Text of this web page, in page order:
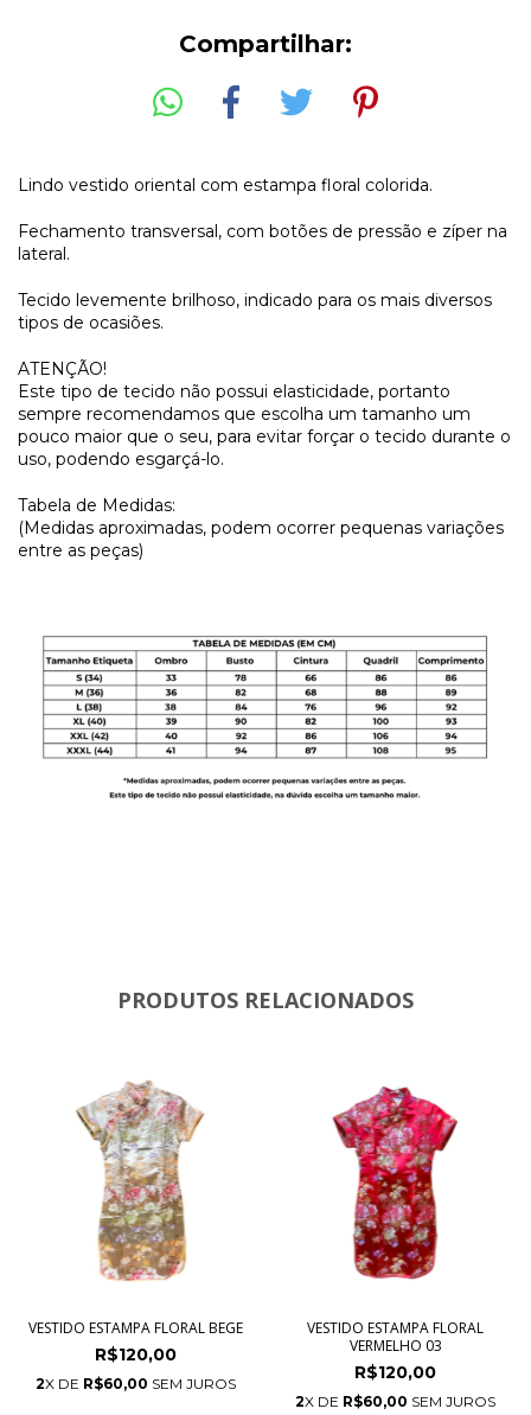
Compartilhar:
Lindo vestido oriental com estampa floral colorida.
Fechamento transversal, com botões de pressão e zíper na
lateral.
Tecido levemente brilhoso, indicado para os mais diversos
tipos de ocasiões.
ATENÇÃO!
Este tipo de tecido não possui elasticidade, portanto
sempre recomendamos que escolha um tamanho um
pouco maior que o seu, para evitar forçar o tecido durante o
uso, podendo esgarçá-lo.
Tabela de Medidas:
(Medidas aproximadas, podem ocorrer pequenas variações
entre as peças)
PRODUTOS RELACIONADOS
VESTIDO ESTAMPA FLORAL BEGE
R$120,00
2X DE R$60,00 SEM JUROS
VESTIDO ESTAMPA FLORAL
VERMELHO 03
R$120,00
2X DE R$60,00 SEM JUROS